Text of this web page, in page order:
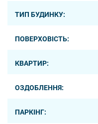
ТИП БУДИНКУ:
ПОВЕРХОВІСТЬ:
КВАРТИР:
ОЗДОБЛЕННЯ:
ПАРКІНГ: